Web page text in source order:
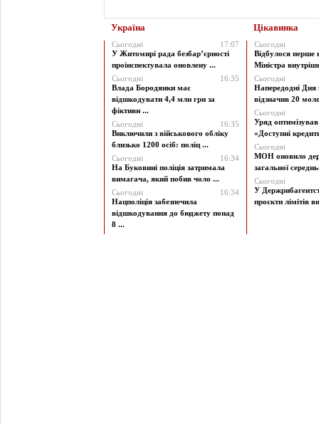
Україна Цікавинка
Сьогодні
17:07
У Житомирі рада безбар’єрності
проінспектувала оновлену ...
Сьогодні
16:35
Влада Бородянки має
відшкодувати 4,4 млн грн за
фіктивн ...
Сьогодні
16:35
Виключили з військового обліку
близько 1200 осіб: поліц ...
Сьогодні
16:34
На Буковині поліція затримала
вимагача, який побив чоло ...
Сьогодні
16:34
Нацполіція забезпечила
відшкодування до бюджету понад
8 ...
Сьогодні
Відбулося перше
Міністра
Сьогодні
Напередодні Дня
відзначив 20
Сьогодні
Уряд
«Доступні
Сьогодні
МОН оновило
загальної
Сьогодні
У
проєкти лімітів